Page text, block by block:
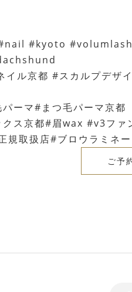
#kyoto
イル京都 #スカルプデザ
ーマ#まつ毛パーマ京都
ス京都#眉wax #v3ファ
規取扱店#ブロウラミネ
ご予